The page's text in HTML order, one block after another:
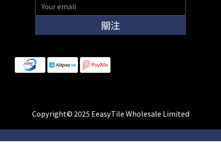
關注
Copyright© 2025 EeasyTile Wholesale Limited